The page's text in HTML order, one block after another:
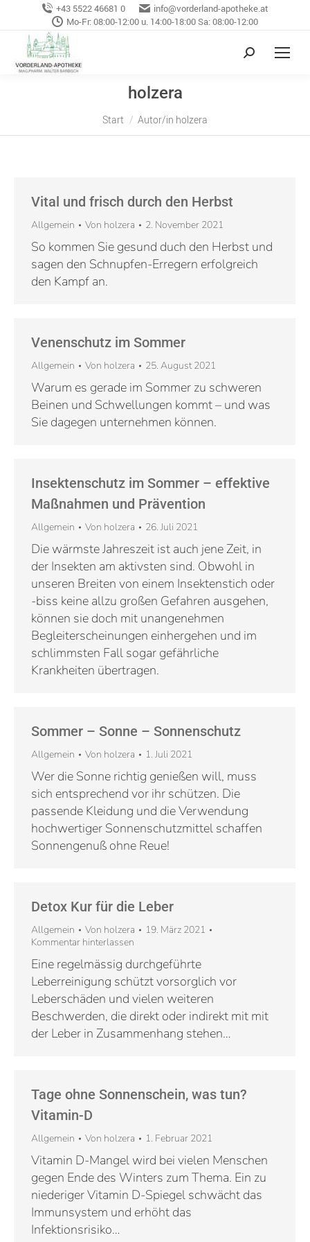
+43 5522 46681 0
info@vorderland-apotheke.at
Mo-Fr: 08:00-12:00 u. 14:00-18:00 Sa: 08:00-12:00
holzera
Sie befinden sich hier:
Start Autor/in holzera
Vital und frisch durch den Herbst
Allgemein Von holzera 2. November 2021
So kommen Sie gesund duch den Herbst und
sagen den Schnupfen-Erregern erfolgreich
den Kampf an.
Venenschutz im Sommer
Allgemein Von holzera 25. August 2021
Warum es gerade im Sommer zu schweren
Beinen und Schwellungen kommt – und was
Sie dagegen unternehmen können.
Insektenschutz im Sommer – effektive
Maßnahmen und Prävention
Allgemein Von holzera 26. Juli 2021
Die wärmste Jahreszeit ist auch jene Zeit, in
der Insekten am aktivsten sind. Obwohl in
unseren Breiten von einem Insektenstich oder
-biss keine allzu großen Gefahren ausgehen,
können sie doch mit unangenehmen
Begleiterscheinungen einhergehen und im
schlimmsten Fall sogar gefährliche
Krankheiten übertragen.
Sommer – Sonne – Sonnenschutz
Allgemein Von holzera 1. Juli 2021
Wer die Sonne richtig genießen will, muss
sich entsprechend vor ihr schützen. Die
passende Kleidung und die Verwendung
hochwertiger Sonnenschutzmittel schaffen
Sonnengenuß ohne Reue!
Detox Kur für die Leber
Allgemein Von holzera
19. März 2021
Kommentar hinterlassen
Eine regelmässig durchgeführte
Leberreinigung schützt vorsorglich vor
Leberschäden und vielen weiteren
Beschwerden, die direkt oder indirekt mit mit
der Leber in Zusammenhang stehen…
Tage ohne Sonnenschein, was tun?
Vitamin-D
Allgemein Von holzera 1. Februar 2021
Vitamin D-Mangel wird bei vielen Menschen
gegen Ende des Winters zum Thema. Ein zu
niederiger Vitamin D-Spiegel schwächt das
Immunsystem und erhöht das
Infektionsrisiko…